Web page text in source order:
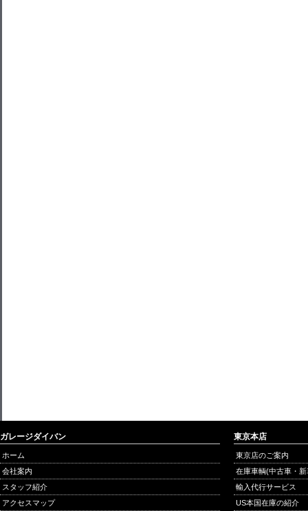
ガレージダイバン
ホーム
会社案内
スタッフ紹介
アクセスマップ
東京本店
東京店のご案内
在庫車輌(中古車・
輸入代行サービス
US本国在庫の紹介